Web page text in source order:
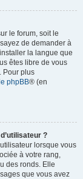
le forum, soit le
de demander à
la langue que
êtes libre de vous
Pour plus
phpBB® (en
?
lorsque vous
à votre rang,
des ronds. Elle
que vous avez